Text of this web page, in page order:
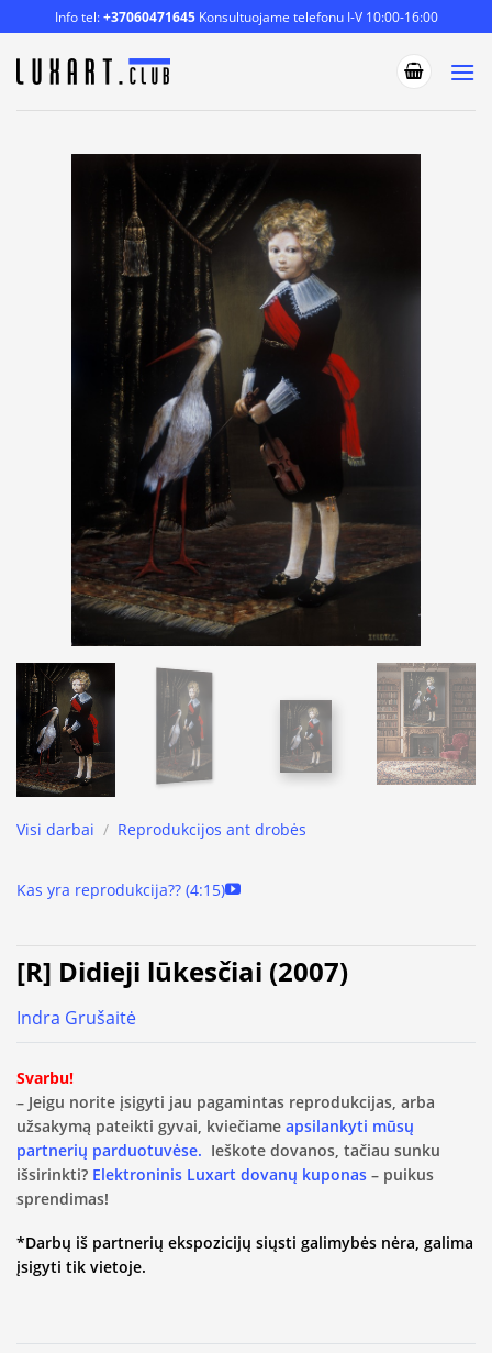
to
content
Info tel:+37060471645Konsultuojame telefonu I-V 10:00-16:00
Visi darbai / Reprodukcijos ant drobės
Kas yra reprodukcija?? (4:15)
[R] Didieji lūkesčiai (2007)
Indra Grušaitė
Svarbu!
– Jeigu norite įsigyti jau pagamintas reprodukcijas, arba
užsakymą pateikti gyvai, kviečiame apsilankyti mūsų
partnerių parduotuvėse. Ieškote dovanos, tačiau sunku
išsirinkti? Elektroninis Luxart dovanų kuponas – puikus
sprendimas!
*Darbų iš partnerių ekspozicijų siųsti galimybės nėra, galima
įsigyti tik vietoje.